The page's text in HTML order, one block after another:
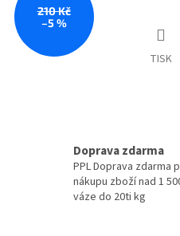
210 Kč
–5 %
TISK
Doprava zdarma
PPL Doprava zdarma
nákupu zboží nad 1
váze do 20ti kg